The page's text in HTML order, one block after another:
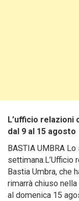
L’ufficio relazioni
dal 9 al 15 agosto
BASTIA UMBRA
settimana.L’Ufficio
Bastia Umbra, che
rimarrà chiuso
al domenica 15